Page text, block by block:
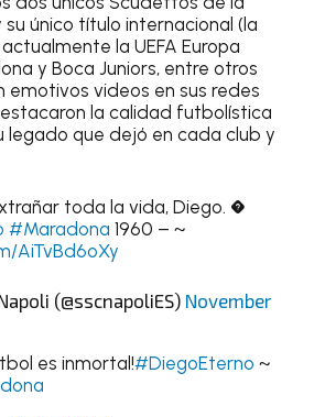
único título internacional (la
la UEFA Europa
y Boca Juniors, entre otros
emotivos videos en sus redes
la calidad futbolística
legado que dejó en cada club y
toda la vida, Diego. �
#Maradona 1960 – ~
AiTvBd6oXy
(@sscnapoliES) November
es inmortal!#DiegoEterno ~